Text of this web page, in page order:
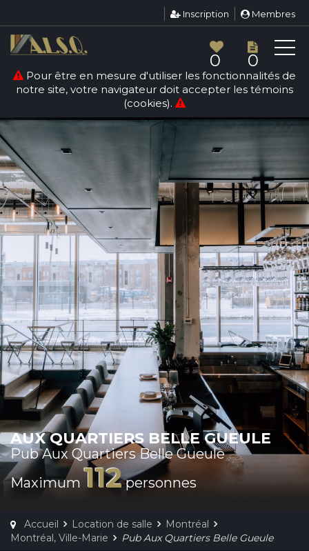
Inscription Membres
0 0
Pour être en mesure d'utiliser les fonctionnalités de
notre site, votre navigateur doit accepter les témoins
(cookies).
AUX QUARTIERS BELLE GUEULE
Pub Aux Quartiers Belle Gueule
Maximum 112personnes
Accueil Location de salle
Montréal
Montréal, Ville-Marie
Pub Aux Quartiers Belle Gueule